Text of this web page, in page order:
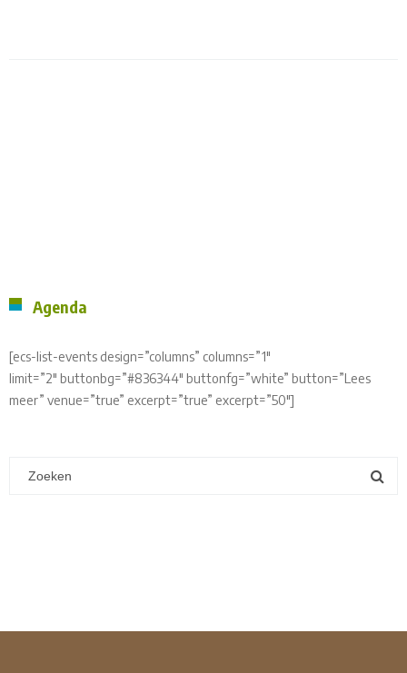
Agenda
[ecs-list-events design=”columns” columns=”1″
limit=”2″ buttonbg=”#836344″ buttonfg=”white” button=”Lees
meer” venue=”true” excerpt=”true” excerpt=”50″]